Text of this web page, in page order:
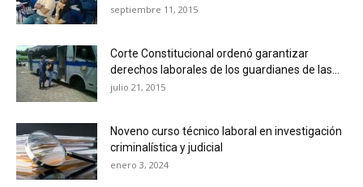
septiembre 11, 2015
Corte Constitucional ordenó garantizar
derechos laborales de los guardianes de las...
julio 21, 2015
Noveno curso técnico laboral en investigación
criminalística y judicial
enero 3, 2024